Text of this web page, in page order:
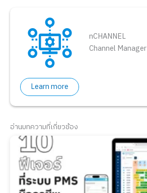
nCHANNEL
Channel Manager
Learn more
อ่านบทความที่เกี่ยวข้อง